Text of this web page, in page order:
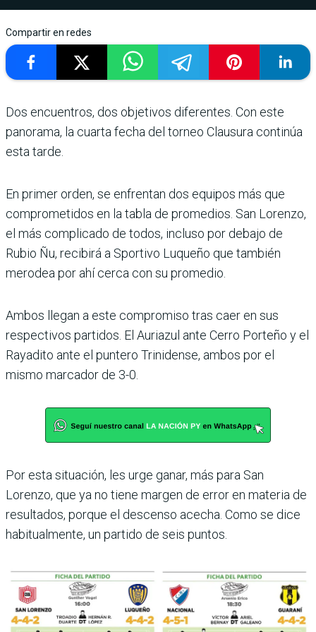
Compartir en redes
Dos encuentros, dos objetivos diferen­tes. Con este
pano­rama, la cuarta fecha del tor­neo Clausura continúa
esta tarde.
En primer orden, se enfren­tan dos equipos más que
com­prometidos en la tabla de pro­medios. San Lorenzo,
el más complicado de todos, incluso por debajo de
Rubio Ñu, reci­birá a Sportivo Luqueño que también
merodea por ahí cerca con su promedio.
Ambos llegan a este compro­miso tras caer en sus
respec­tivos partidos. El Auriazul ante Cerro Porteño y el
Raya­dito ante el puntero Trini­dense, ambos por el
mismo marcador de 3-0.
Por esta situación, les urge ganar, más para San
Lorenzo, que ya no tiene margen de error en materia de
resulta­dos, porque el descenso ace­cha. Como se dice
habitual­mente, un partido de seis puntos.